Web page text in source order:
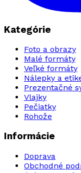
Kategórie
Foto a obrazy
Malé formáty
Veľké formáty
Nálepky a
Prezentačné
Vlajky
Pečiatky
Rohože
Informácie
Doprava
Obchodné